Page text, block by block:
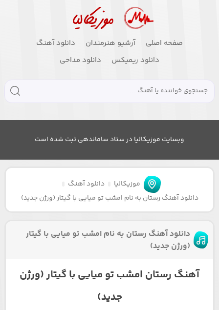
صفحه اصلی آرشیو هنرمندان
دانلود آهنگ
دانلود ریمیکس
دانلود مداحی
وبسایت موزیکالیا در ستاد ساماندهی ثبت شده است
موزیکالیا
دانلود آهنگ
دانلود آهنگ رستان به نام امشب تو میایی با گیتار (ورژن جدید)
دانلود آهنگ رستان به نام امشب تو میایی با گیتار
(ورژن جدید)
آهنگ رستان امشب تو میایی با گیتار (ورژن
جدید)